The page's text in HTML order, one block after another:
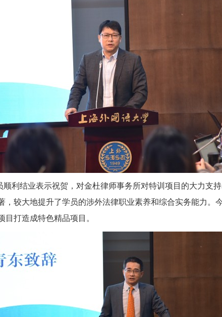
利结业表示祝贺，对金杜律师事务所对特训项目的大力支
，较大地提升了学员的涉外法律职业素养和综合实务能力。
打造成特色精品项目。